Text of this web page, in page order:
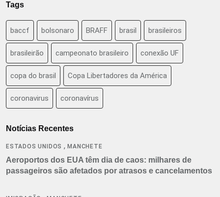
Tags
baccf bolsonaro BRAFF brasil brasileiros
brasileirão campeonato brasileiro conexão UF
copa do brasil Copa Libertadores da América
coronavirus coronavírus
Notícias Recentes
ESTADOS UNIDOS ,MANCHETE
Aeroportos dos EUA têm dia de caos: milhares de
passageiros são afetados por atrasos e cancelamentos